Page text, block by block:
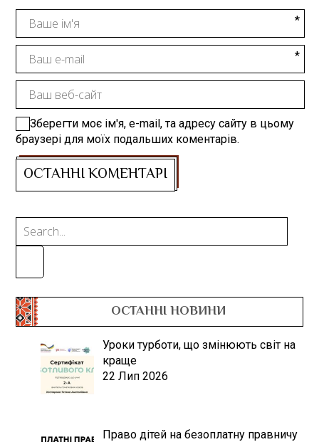
Зберегти моє ім'я, e-mail, та адресу сайту в цьому
браузері для моїх подальших коментарів.
ОСТАННІ НОВИНИ
Уроки турботи, що змінюють світ на
краще
22 Лип 2026
Право дітей на безоплатну правничу